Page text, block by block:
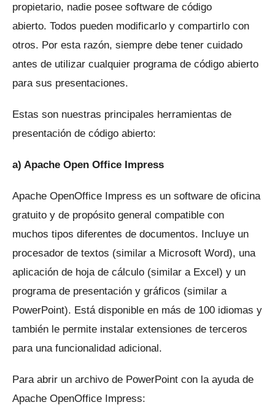
propietario, nadie posee software de código
abierto. Todos pueden modificarlo y compartirlo con
otros. Por esta razón, siempre debe tener cuidado
antes de utilizar cualquier programa de código abierto
para sus presentaciones.
Estas son nuestras principales herramientas de
presentación de código abierto:
a) Apache Open Office Impress
Apache OpenOffice Impress es un software de oficina
gratuito y de propósito general compatible con
muchos tipos diferentes de documentos. Incluye un
procesador de textos (similar a Microsoft Word), una
aplicación de hoja de cálculo (similar a Excel) y un
programa de presentación y gráficos (similar a
PowerPoint). Está disponible en más de 100 idiomas y
también le permite instalar extensiones de terceros
para una funcionalidad adicional.
Para abrir un archivo de PowerPoint con la ayuda de
Apache OpenOffice Impress: